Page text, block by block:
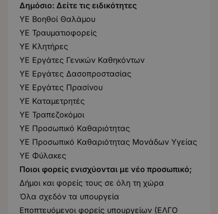
Δημόσιο: Δείτε τις ειδικότητες
ΥΕ Βοηθοί Θαλάμου
ΥΕ Τραυματιοφορείς
ΥΕ Κλητήρες
ΥΕ Εργάτες Γενικών Καθηκόντων
ΥΕ Εργάτες Δασοπροστασίας
ΥΕ Εργάτες Πρασίνου
ΥΕ Καταμετρητές
ΥΕ Τραπεζοκόμοι
ΥΕ Προσωπικό Καθαριότητας
ΥΕ Προσωπικό Καθαριότητας Μονάδων Υγείας
ΥΕ Φύλακες
Ποιοι φορείς ενισχύονται με νέο προσωπικό;
Δήμοι και φορείς τους σε όλη τη χώρα
Όλα σχεδόν τα υπουργεία
Εποπτευόμενοι φορείς υπουργείων (ΕΛΓΟ